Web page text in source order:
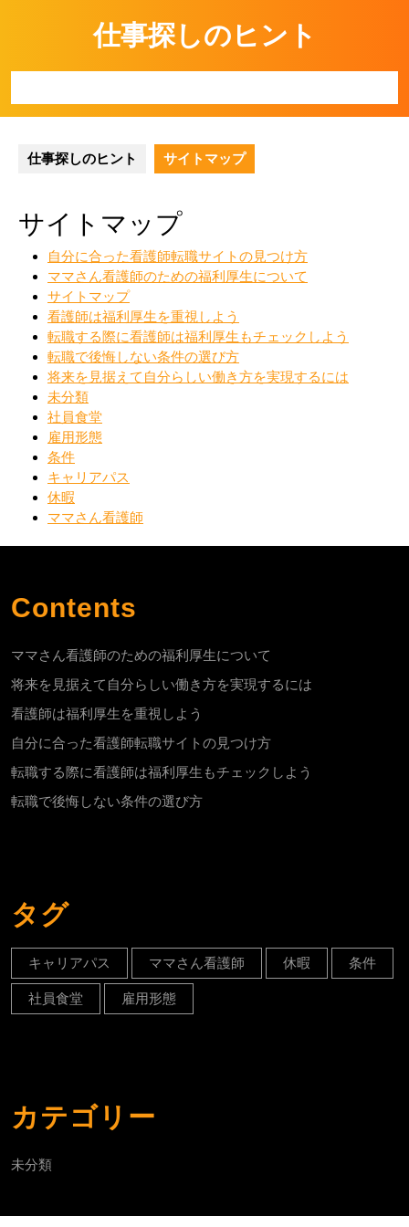
仕事探しのヒント
Button
仕事探しのヒント サイトマップ
サイトマップ
自分に合った看護師転職サイトの見つけ方
ママさん看護師のための福利厚生について
サイトマップ
看護師は福利厚生を重視しよう
転職する際に看護師は福利厚生もチェックしよう
転職で後悔しない条件の選び方
将来を見据えて自分らしい働き方を実現するには
未分類
社員食堂
雇用形態
条件
キャリアパス
休暇
ママさん看護師
Contents
ママさん看護師のための福利厚生について
将来を見据えて自分らしい働き方を実現するには
看護師は福利厚生を重視しよう
自分に合った看護師転職サイトの見つけ方
転職する際に看護師は福利厚生もチェックしよう
転職で後悔しない条件の選び方
タグ
キャリアパス ママさん看護師 休暇 条件
社員食堂 雇用形態
カテゴリー
未分類